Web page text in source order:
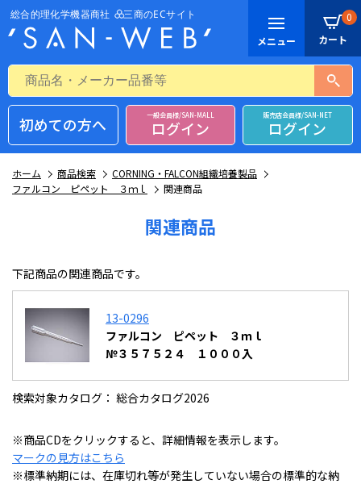
0
初めての方へ 一般会員様/SAN-MALL
ログイン
販売店会員様/SAN-NET
ログイン
ホーム 商品検索
CORNING・FALCON組織培養製品
ファルコン ピペット ３ｍｌ
関連商品
関連商品
下記商品の関連商品です。
13-0296
ファルコン ピペット ３ｍｌ
№３５７５２４ １０００入
検索対象カタログ： 総合カタログ2026
※商品CDをクリックすると、詳細情報を表示します。
マークの見方はこちら
※標準納期には、在庫切れ等が発生していない場合の標準的な納